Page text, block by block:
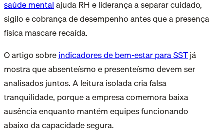
saúde mentalajuda RH e liderança a separar cuidado,
sigilo e cobrança de desempenho antes que a presença
física mascare recaída.
O artigo sobreindicadores de bem-estar para SSTjá
mostra que absenteísmo e presenteísmo devem ser
analisados juntos. A leitura isolada cria falsa
tranquilidade, porque a empresa comemora baixa
ausência enquanto mantém equipes funcionando
abaixo da capacidade segura.